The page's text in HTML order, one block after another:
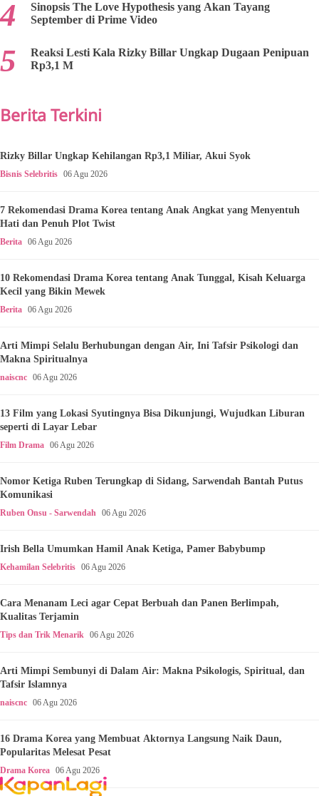
Sinopsis The Love Hypothesis yang Akan Tayang
September di Prime Video
Reaksi Lesti Kala Rizky Billar Ungkap Dugaan Penipuan
Rp3,1 M
Berita Terkini
Rizky Billar Ungkap Kehilangan Rp3,1 Miliar, Akui Syok
Bisnis Selebritis 06 Agu 2026
7 Rekomendasi Drama Korea tentang Anak Angkat yang Menyentuh
Hati dan Penuh Plot Twist
Berita 06 Agu 2026
10 Rekomendasi Drama Korea tentang Anak Tunggal, Kisah Keluarga
Kecil yang Bikin Mewek
Berita 06 Agu 2026
Arti Mimpi Selalu Berhubungan dengan Air, Ini Tafsir Psikologi dan
Makna Spiritualnya
naiscnc 06 Agu 2026
13 Film yang Lokasi Syutingnya Bisa Dikunjungi, Wujudkan Liburan
seperti di Layar Lebar
Film Drama 06 Agu 2026
Nomor Ketiga Ruben Terungkap di Sidang, Sarwendah Bantah Putus
Komunikasi
Ruben Onsu - Sarwendah 06 Agu 2026
Irish Bella Umumkan Hamil Anak Ketiga, Pamer Babybump
Kehamilan Selebritis 06 Agu 2026
Cara Menanam Leci agar Cepat Berbuah dan Panen Berlimpah,
Kualitas Terjamin
Tips dan Trik Menarik 06 Agu 2026
Arti Mimpi Sembunyi di Dalam Air: Makna Psikologis, Spiritual, dan
Tafsir Islamnya
naiscnc 06 Agu 2026
16 Drama Korea yang Membuat Aktornya Langsung Naik Daun,
Popularitas Melesat Pesat
Drama Korea 06 Agu 2026